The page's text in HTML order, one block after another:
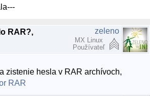
RAR?, zeleno
MX Linux
Používateľ
zistenie hesla v RAR archívoch,
RAR